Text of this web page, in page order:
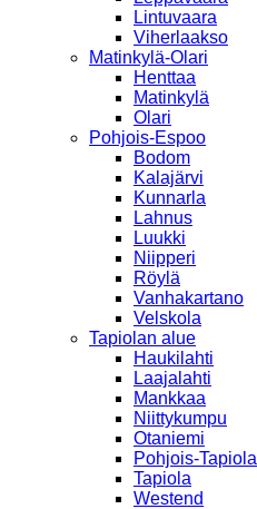
Lintuvaara
Viherlaakso
Matinkylä-Olari
Henttaa
Matinkylä
Olari
Pohjois-Espoo
Bodom
Kalajärvi
Kunnarla
Lahnus
Luukki
Niipperi
Röylä
Vanhakartano
Velskola
Tapiolan alue
Haukilahti
Laajalahti
Mankkaa
Niittykumpu
Otaniemi
Pohjois-Tapiola
Tapiola
Westend